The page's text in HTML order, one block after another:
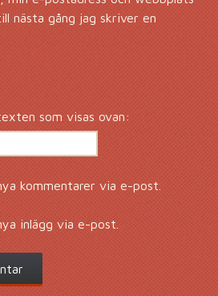
nästa gång jag skriver en
som visas ovan:
kommentarer via e-post.
inlägg via e-post.